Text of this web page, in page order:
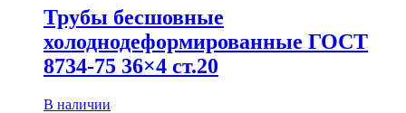
Трубы бесшовные
холоднодеформированные ГОСТ
8734-75 36×4 ст.20
В наличии